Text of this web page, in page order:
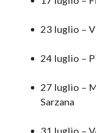
23 luglio –
24 luglio –
27 luglio –
Sarzana
31 luglio –